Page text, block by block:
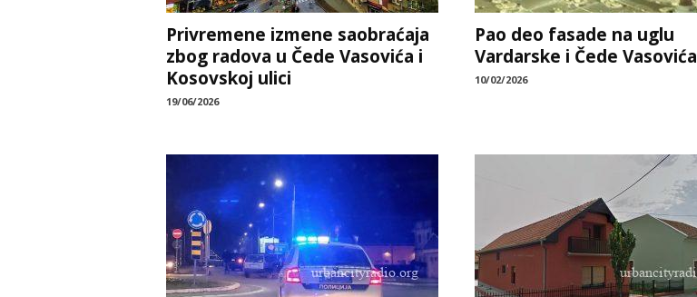
Privremene izmene saobraćaja
zbog radova u Čede Vasovića i
Kosovskoj ulici
19/06/2026
Pao deo fasade na uglu
Vardarske i Čede Vasovića
10/02/2026